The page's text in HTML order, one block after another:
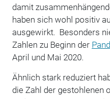
damit
haben sich wohl positiv
ausgewirkt. Besonders
Zahlen zu Beginn der
April und Mai 2020.
Ähnlich stark reduziert
die Zahl der gestohlenen